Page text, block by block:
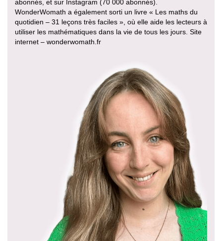
abonnés, et sur Instagram (70 000 abonnés).
WonderWomath a également sorti un livre « Les maths du
quotidien – 31 leçons très faciles », où elle aide les lecteurs à
utiliser les mathématiques dans la vie de tous les jours. Site
internet – wonderwomath.fr